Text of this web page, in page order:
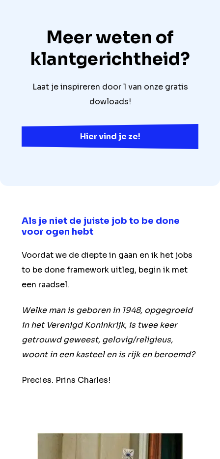
Meer weten of
klantgerichtheid?
Laat je inspireren door 1 van onze gratis
dowloads!
Hier vind je ze!
Als je niet de juiste job to be done
voor ogen hebt
Voordat we de diepte in gaan en ik het jobs
to be done framework uitleg, begin ik met
een raadsel.
Welke man is geboren in 1948, opgegroeid
in het Verenigd Koninkrijk, is twee keer
getrouwd geweest, gelovig/religieus,
woont in een kasteel en is rijk en beroemd?
Precies. Prins Charles!